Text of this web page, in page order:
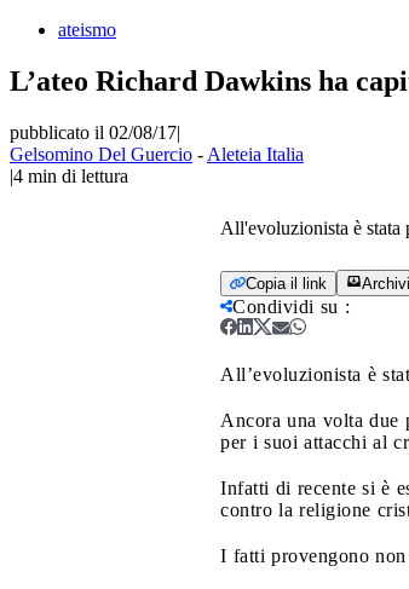
ateismo
L’ateo Richard Dawkins ha
pubblicato il 02/08/17|
Gelsomino Del Guercio - Aleteia Italia
|4 min di lettura
All'evoluzionista è stata
Copia il link
Condividi su :
All’evoluzionista è
Ancora una volta due
per i suoi attacchi al
Infatti di recente si è
contro la religione
I fatti provengono